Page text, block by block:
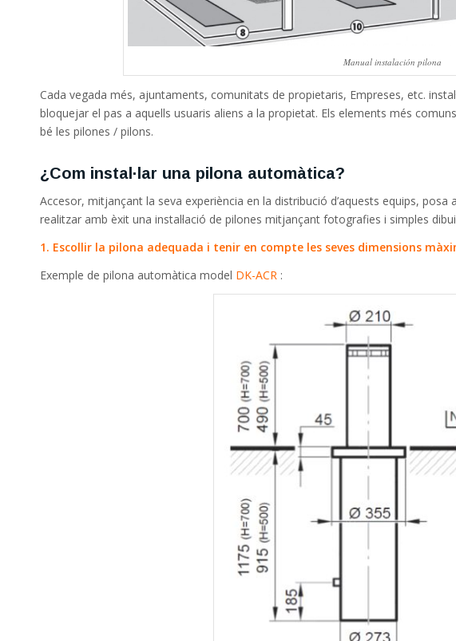
Manual instalación pilona
Cada vegada més, ajuntaments, comunitats de propietaris, Empreses, etc.
bloquejar el pas a aquells usuaris aliens a la propietat. Els elements més
bé les pilones / pilons.
¿Com instal·lar una pilona automàtica?
Accesor, mitjançant la seva experiència en la distribució d’aquests equips,
realitzar amb èxit una instal·lació de pilones mitjançant fotografies i simples
1. Escollir la pilona adequada i tenir en compte les seves dimensions
Exemple de pilona automàtica model DK-ACR :